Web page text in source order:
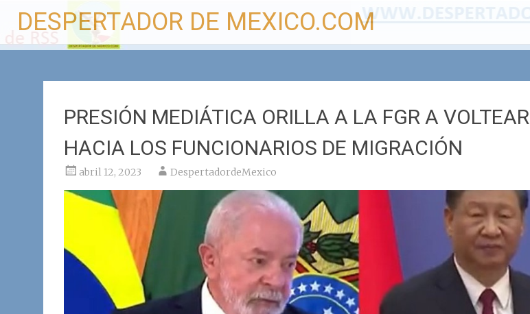
contenido
DESPERTADOR DE MEXICO.COM
PRESIÓN MEDIÁTICA ORILLA A LA FGR A VOLTEAR
HACIA LOS FUNCIONARIOS DE MIGRACIÓN
abril 12, 2023 DespertadordeMexico